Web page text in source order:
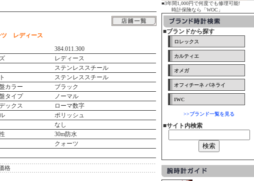
ツ レディース
384.011.300
レディース
ステンレススチール
ステンレススチール
カラー
ブラック
タイプ
ノーマル
ックス
ローマ数字
ポリッシュ
なし
30m防水
クォーツ
格
■3年間1,000円で何度でも修理可能!
時計保険なら「WOC」
■ブランドから探す
ロレックス
カルティエ
オメガ
オフィチーネ パネライ
IWC
>>ブランド一覧を見る
■サイト内検索